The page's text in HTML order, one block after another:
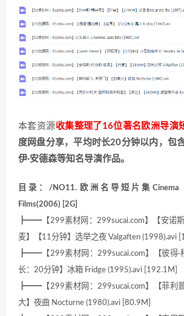
本套资源 收集整理了16位著名欧洲导演
度网盘分享，平均时长20分钟以内，包
伊·安德森等知名导演作品。
目录：/NO11.欧洲名导短片集Cinema
Films(2006) [2G]
┣━━【299素材网：299sucai.com】【安诺斯
麦】【11分钟】选举之夜 Valgaften (1998).avi
┣━━【299素材网：299sucai.com】【彼得·
长：20分钟】冰箱 Fridge (1995).avi [192.1M]
┣━━【299素材网：299sucai.com】【菲利
大】夜曲 Nocturne (1980).avi [80.9M]